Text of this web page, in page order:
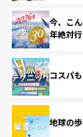
今、こ
年絶対
コスパ
地球の